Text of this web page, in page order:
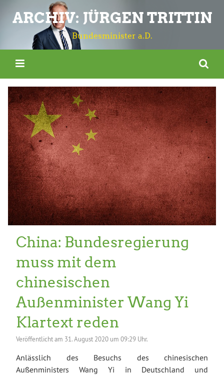
ARCHIV: JÜRGEN TRITTIN
Bundesminister a.D.
China: Bundesregierung
muss mit dem
chinesischen
Außenminister Wang Yi
Klartext reden
Veröffentlicht am 31. August 2020 um 09:29 Uhr.
Anlässlich des Besuchs des chinesischen
Außenministers Wang Yi in Deutschland und